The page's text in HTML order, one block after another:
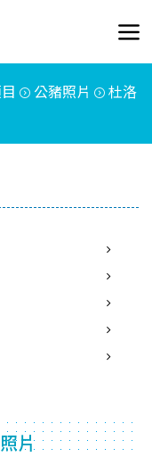
公豬照片
杜洛
片